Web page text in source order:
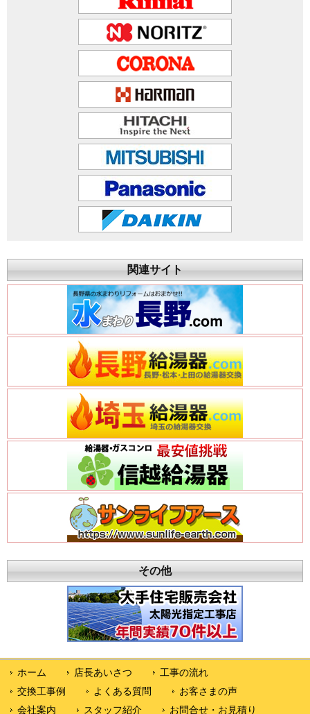
関連サイト
その他
ホーム 店長あいさつ
工事の流れ
交換工事例
よくある質問
お客さまの声
会社案内
スタッフ紹介 お問合せ・お見積り